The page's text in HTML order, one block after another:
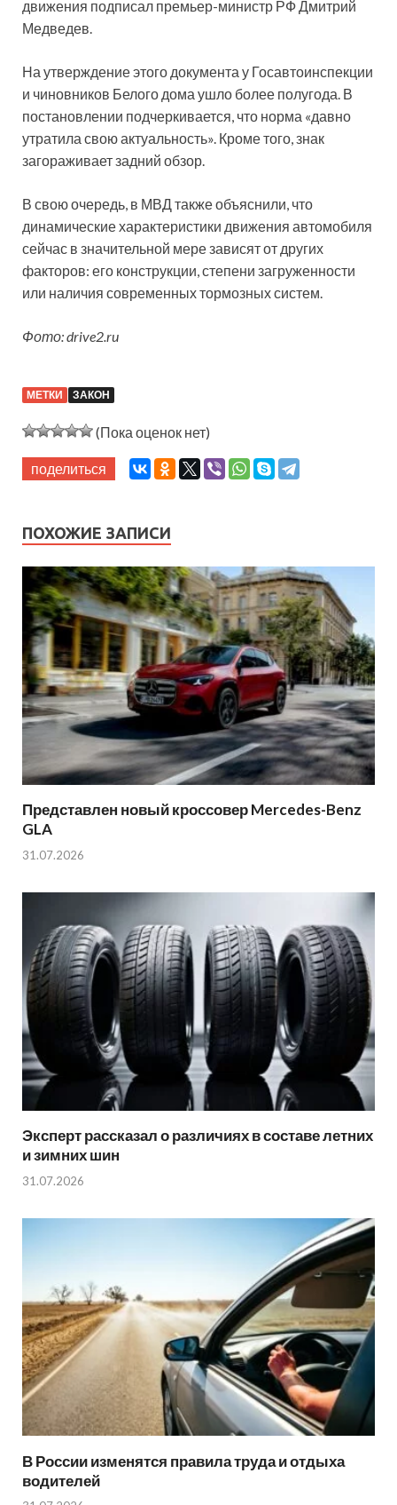
движения подписал премьер-министр РФ Дмитрий
Медведев.
На утверждение этого документа у Госавтоинспекции
и чиновников Белого дома ушло более полугода. В
постановлении подчеркивается, что норма «давно
утратила свою актуальность». Кроме того, знак
загораживает задний обзор.
В свою очередь, в МВД также объяснили, что
динамические характеристики движения автомобиля
сейчас в значительной мере зависят от других
факторов: его конструкции, степени загруженности
или наличия современных тормозных систем.
Фото: drive2.ru
МЕТКИ ЗАКОН
(Пока оценок нет)
поделиться
ПОХОЖИЕ ЗАПИСИ
Представлен новый кроссовер Mercedes-Benz
GLA
31.07.2026
Эксперт рассказал о различиях в составе летних
и зимних шин
31.07.2026
В России изменятся правила труда и отдыха
водителей